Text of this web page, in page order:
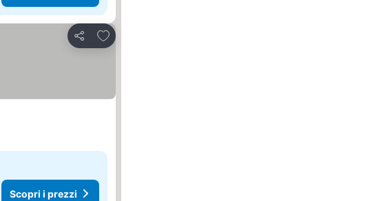
Condividi
Aggiungi ai preferiti
Scopri i prezzi